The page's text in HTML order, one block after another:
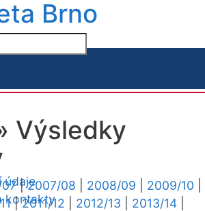
Brno
údaje
kontakty
Výsledky
|2007/08 2008/09 2009/10
|2011/12 2012/13 2013/14